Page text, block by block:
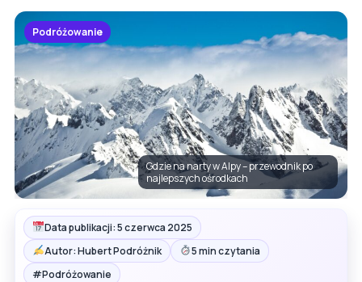
Podróżowanie
Gdzie na narty w Alpy – przewodnik po
najlepszych ośrodkach
Data publikacji: 5 czerwca 2025
Autor: Hubert Podróżnik
5 min czytania
#Podróżowanie